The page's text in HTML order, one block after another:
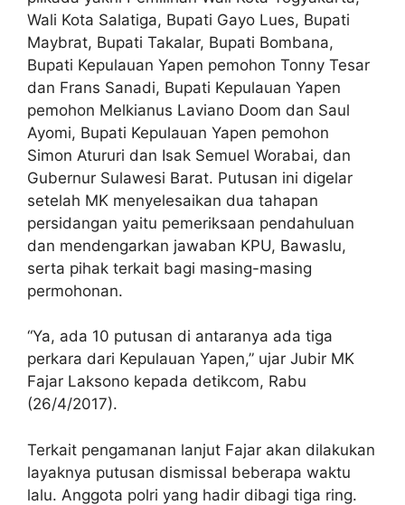
Wali Kota Salatiga, Bupati Gayo Lues, Bupati
Maybrat, Bupati Takalar, Bupati Bombana,
Bupati Kepulauan Yapen pemohon Tonny Tesar
dan Frans Sanadi, Bupati Kepulauan Yapen
pemohon Melkianus Laviano Doom dan Saul
Ayomi, Bupati Kepulauan Yapen pemohon
Simon Atururi dan Isak Semuel Worabai, dan
Gubernur Sulawesi Barat. Putusan ini digelar
setelah MK menyelesaikan dua tahapan
persidangan yaitu pemeriksaan pendahuluan
dan mendengarkan jawaban KPU, Bawaslu,
serta pihak terkait bagi masing-masing
permohonan.
“Ya, ada 10 putusan di antaranya ada tiga
perkara dari Kepulauan Yapen,” ujar Jubir MK
Fajar Laksono kepada detikcom, Rabu
(26/4/2017).
Terkait pengamanan lanjut Fajar akan dilakukan
layaknya putusan dismissal beberapa waktu
lalu. Anggota polri yang hadir dibagi tiga ring.